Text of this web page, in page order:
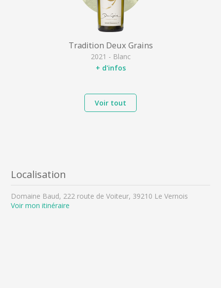
Tradition Deux Grains
2021 - Blanc
+ d'infos
Voir tout
Localisation
Domaine Baud, 222 route de Voiteur, 39210 Le Vernois
Voir mon itinéraire